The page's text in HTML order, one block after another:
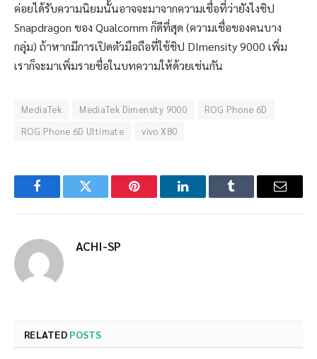
ค่อยได้รับความนิยมนั้นอาจจะมาจากความเชื่อที่ว่ายังไงชิป
Snapdragon ของ Qualcomm ก็ดีที่สุด (ความเชื่อของคนบาง
กลุ่ม) ถ้าหากมีการเปิดตัวมือถือที่ใช้ชิป DImensity 9000 เพิ่ม
เราก็จะมาเพิ่มรายชื่อในบทความให้ด้วยเช่นกัน
MediaTek MediaTek Dimensity 9000
ROG Phone 6D
ROG Phone 6D Ultimate
vivo X80
FacebookTwitter Pinterest LinkedInTumblr Email
ACHI-SP
RELATED POSTS